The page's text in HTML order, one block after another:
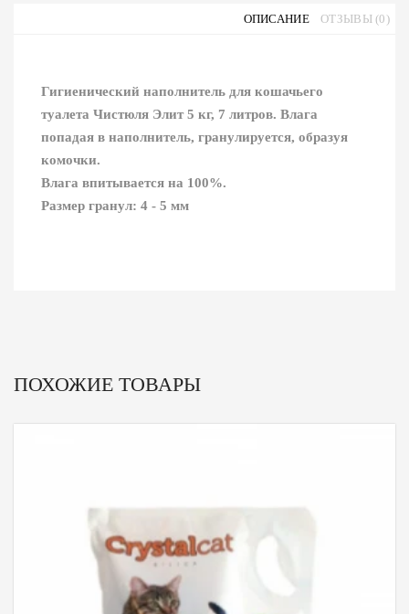
ОПИСАНИЕ ОТЗЫВЫ (0)
Гигиенический наполнитель для кошачьего
туалета Чистюля Элит 5 кг, 7 литров. Влага
попадая в наполнитель, гранулируется, образуя
комочки.
Влага впитывается на 100%.
Размер гранул: 4 - 5 мм
ПОХОЖИЕ ТОВАРЫ